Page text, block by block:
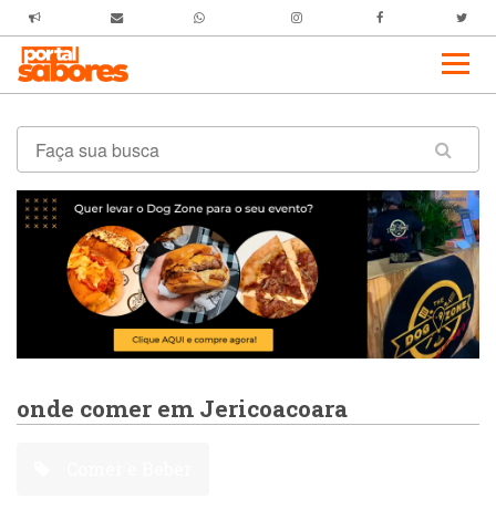
onde comer em Jericoacoara